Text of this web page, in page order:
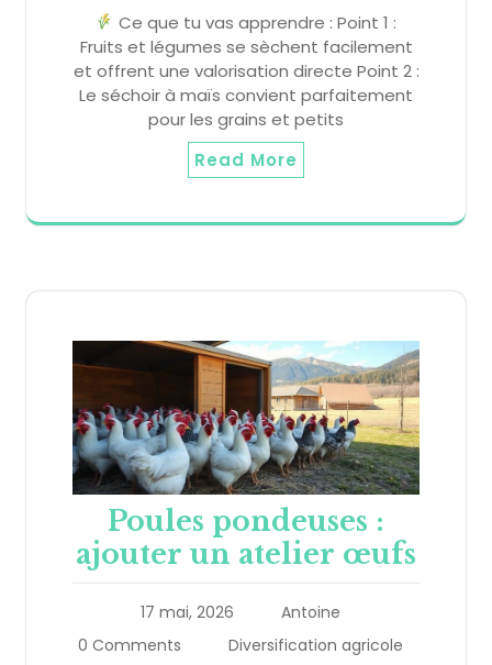
Ce que tu vas apprendre : Point 1 :
Fruits et légumes se sèchent facilement
et offrent une valorisation directe Point 2 :
Le séchoir à maïs convient parfaitement
pour les grains et petits
Read More
Poules pondeuses :
ajouter un atelier œufs
17 mai, 2026
Antoine
0 Comments
Diversification agricole